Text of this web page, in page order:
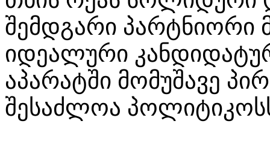
შემდგარი პარტნიორი
იდეალური
აპარატში მომუშავე
შესაძლოა